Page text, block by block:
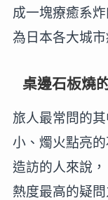
成一塊療癒系
為日本各大城
桌邊石板燒
旅人最常問的
小、燭火點亮
造訪的人來說
熱度最高的疑